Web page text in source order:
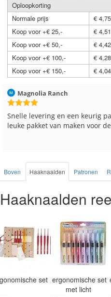
Oploopkorting
Normale prijs
€ 4,75
Koop voor +€ 25,-
€ 4,51
Koop voor +€ 50,-
€ 4,42
Koop voor +€ 100,-
€ 4,28
Koop voor +€ 150,-
€ 4,04
Hilde uit Loyers
Reeds meerdere keren
besteld, altijd heel tevreden
Boven Haaknaalden Patronen
Haaknaalden
set ergonomische set
met licht